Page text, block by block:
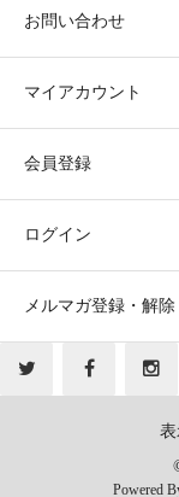
お問い合わせ
マイアカウント
会員登録
ログイン
メルマガ登録・解除
Powered